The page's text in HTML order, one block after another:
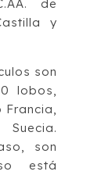
de
y
son
lobos,
Francia,
son
está